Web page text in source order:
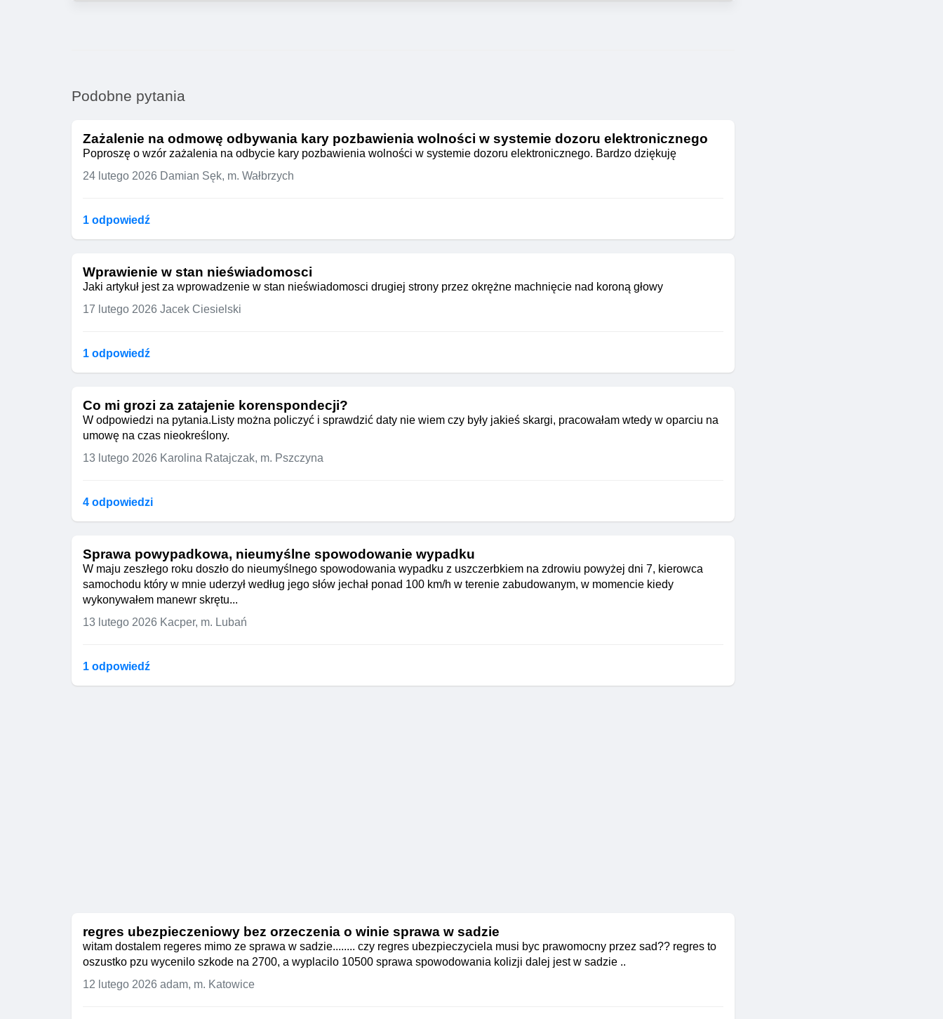
Podobne pytania
Zażalenie na odmowę odbywania kary pozbawienia wolności w systemie dozoru elektronicznego
Poproszę o wzór zażalenia na odbycie kary pozbawienia wolności w systemie dozoru elektronicznego. Bardzo dziękuję
24 lutego 2026 Damian Sęk, m. Wałbrzych
1 odpowiedź
Wprawienie w stan nieświadomosci
Jaki artykuł jest za wprowadzenie w stan nieświadomosci drugiej strony przez okrężne machnięcie nad koroną głowy
17 lutego 2026 Jacek Ciesielski
1 odpowiedź
Co mi grozi za zatajenie korenspondecji?
W odpowiedzi na pytania.Listy można policzyć i sprawdzić daty nie wiem czy były jakieś skargi, pracowałam wtedy w oparciu na
umowę na czas nieokreślony.
13 lutego 2026 Karolina Ratajczak, m. Pszczyna
4 odpowiedzi
Sprawa powypadkowa, nieumyślne spowodowanie wypadku
W maju zeszłego roku doszło do nieumyślnego spowodowania wypadku z uszczerbkiem na zdrowiu powyżej dni 7, kierowca
samochodu który w mnie uderzył według jego słów jechał ponad 100 km/h w terenie zabudowanym, w momencie kiedy
wykonywałem manewr skrętu...
13 lutego 2026 Kacper, m. Lubań
1 odpowiedź
regres ubezpieczeniowy bez orzeczenia o winie sprawa w sadzie
witam dostalem regeres mimo ze sprawa w sadzie........ czy regres ubezpieczyciela musi byc prawomocny przez sad?? regres to
oszustko pzu wycenilo szkode na 2700, a wyplacilo 10500 sprawa spowodowania kolizji dalej jest w sadzie ..
12 lutego 2026 adam, m. Katowice